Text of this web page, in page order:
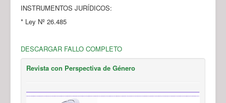
INSTRUMENTOS JURÍDICOS:
* Ley Nº 26.485
DESCARGAR FALLO COMPLETO
Revista con Perspectiva de Género